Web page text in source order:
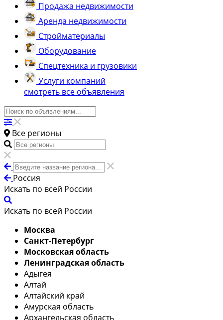
Продажа недвижимости
Аренда недвижимости
Стройматериалы
Оборудование
Спецтехника и грузовики
Услуги компаний
смотреть все объявления
Все регионы
Россия
Искать по всей России
Искать по всей России
Москва
Санкт-Петербург
Московская область
Ленинградская область
Адыгея
Алтай
Алтайский край
Амурская область
Архангельская область